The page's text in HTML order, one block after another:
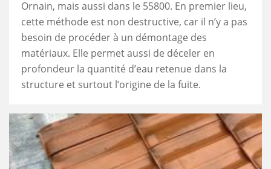
Ornain, mais aussi dans le 55800. En premier lieu,
cette méthode est non destructive, car il n’y a pas
besoin de procéder à un démontage des
matériaux. Elle permet aussi de déceler en
profondeur la quantité d’eau retenue dans la
structure et surtout l’origine de la fuite.